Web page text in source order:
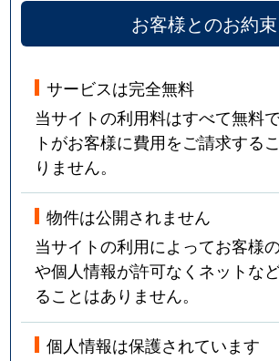
お客様とのお約束
サービスは完全無料
当サイトの利用料はすべて無料
トがお客様に費用をご請求する
りません。
物件は公開されません
当サイトの利用によってお客様
や個人情報が許可なくネットな
ることはありません。
個人情報は保護されています